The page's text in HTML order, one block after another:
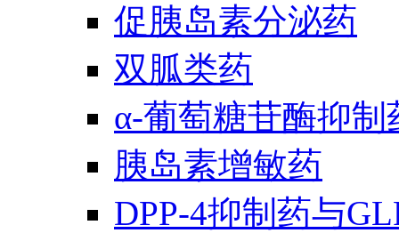
促胰岛素分泌药
双胍类药
α-葡萄糖苷酶抑制
胰岛素增敏药
DPP-4抑制药与